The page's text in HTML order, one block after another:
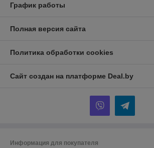
График работы
Полная версия сайта
Политика обработки cookies
Сайт создан на платформе Deal.by
Информация для покупателя